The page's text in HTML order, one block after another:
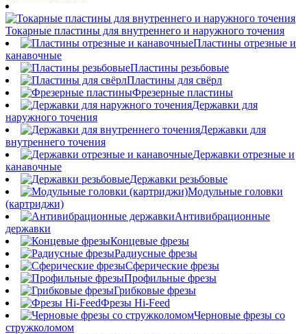
Токарные пластины для внутреннего и наружного точения
Пластины отрезные и
канавочные
Пластины резьбовые
Пластины для свёрл
Фрезерные пластины
Державки для
наружного точения
Державки для
внутреннего точения
Державки отрезные и
канавочные
Державки резьбовые
Модульные головки
(картриджи)
Антивибрационные
державки
Концевые фрезы
Радиусные фрезы
Сферические фрезы
Профильные фрезы
Грибковые фрезы
Фрезы Hi-Feed
Черновые фрезы со
стружколомом